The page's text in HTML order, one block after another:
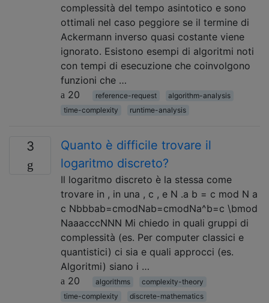
complessità del tempo asintotico e sono
ottimali nel caso peggiore se il termine di
Ackermann inverso quasi costante viene
ignorato. Esistono esempi di algoritmi noti
con tempi di esecuzione che coinvolgono
funzioni che …
20
reference-request
algorithm-analysis
time-complexity
runtime-analysis
3
Quanto è difficile trovare il
logaritmo discreto?
Il logaritmo discreto è la stessa come
trovare in , in una , c , e N .a b = c mod N a
c Nbbbab=cmodNab=cmodNa^b=c \bmod
NaaacccNNN Mi chiedo in quali gruppi di
complessità (es. Per computer classici e
quantistici) ci sia e quali approcci (es.
Algoritmi) siano i …
20
algorithms
complexity-theory
time-complexity
discrete-mathematics